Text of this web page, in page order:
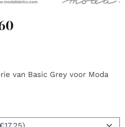
van Basic Grey voor Moda